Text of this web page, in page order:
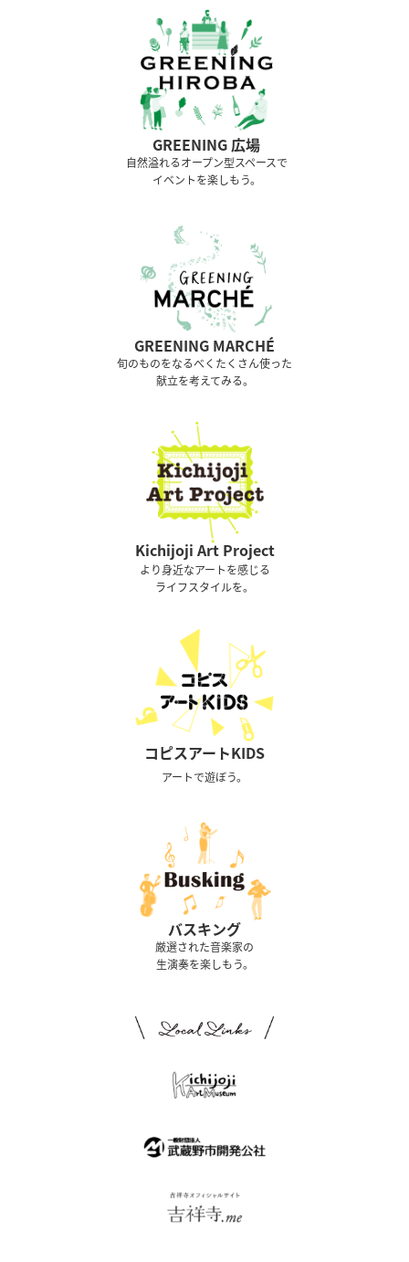
GREENING 広場
⾃然溢れるオープン型スペースで
イベントを楽しもう。
GREENING MARCHÉ
旬のものをなるべくたくさん使った
献立を考えてみる。
Kichijoji Art Project
より身近なアートを感じる
ライフスタイルを。
コピスアートKIDS
アートで遊ぼう。
バスキング
厳選された音楽家の
生演奏を楽しもう。